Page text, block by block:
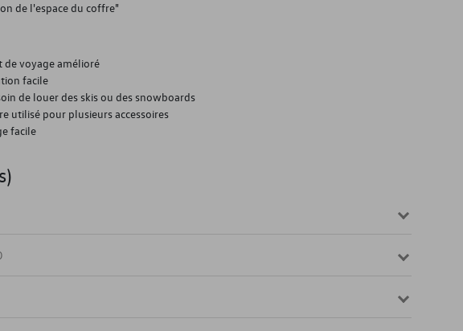
de l'espace du coffre"
de voyage amélioré
facile
de louer des skis ou des snowboards
utilisé pour plusieurs accessoires
facile